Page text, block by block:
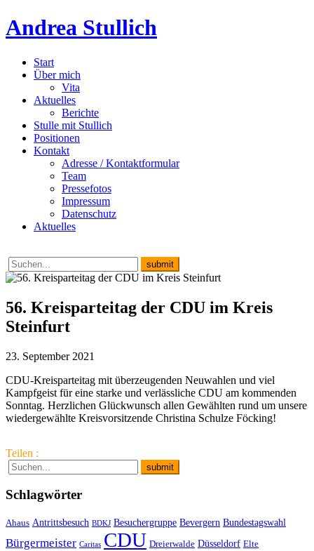
Andrea Stullich
Start
Über mich
Vita
Aktuelles
Berichte
Stulle mit Stullich
Positionen
Kontakt
Adresse / Kontaktformular
Team
Pressefotos
Impressum
Datenschutz
Aktuelles
56. Kreisparteitag der CDU im Kreis
Steinfurt
23. September 2021
CDU-Kreisparteitag mit überzeugenden Neuwahlen und viel
Kampfgeist für eine starke und verlässliche CDU am kommenden
Sonntag. Herzlichen Glückwunsch allen Gewählten rund um unsere
wiedergewählte Kreisvorsitzende Christina Schulze Föcking!
Teilen :
Schlagwörter
Ahaus Antrittsbesuch BDKJ Besuchergruppe Bevergern Bundestagswahl
Bürgermeister Caritas CDU Dreierwalde Düsseldorf Elte